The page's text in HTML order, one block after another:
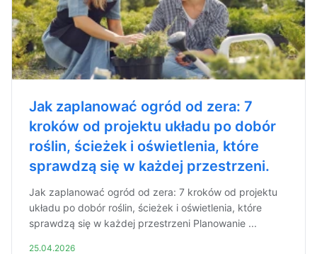
Jak zaplanować ogród od zera: 7
kroków od projektu układu po dobór
roślin, ścieżek i oświetlenia, które
sprawdzą się w każdej przestrzeni.
Jak zaplanować ogród od zera: 7 kroków od projektu
układu po dobór roślin, ścieżek i oświetlenia, które
sprawdzą się w każdej przestrzeni Planowanie ...
25.04.2026